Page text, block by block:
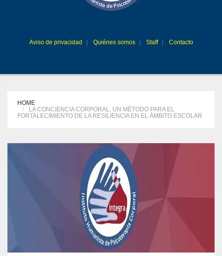
Aviso de privacidad Quiénes somos Staff Contacto
HOME
LA CONCIENCIA CORPORAL, UN MÉTODO PARA EL
FORTALECIMIENTO DE LA RESILIENCIA EN EL ÁMBITO ESCOLAR